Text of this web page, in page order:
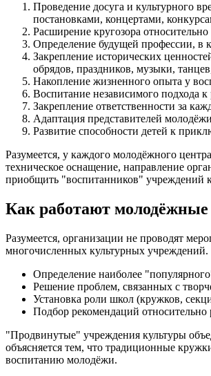
Проведение досуга и культурного
постановками, концертами,
Расширение кругозора
Определение будущей профессии, в
Закрепление исторических
обрядов, праздников, музыки,
Накопление жизненного опыта у
Воспитание независимого подхода
Закрепление ответственности за
Адаптация представителей
Развитие способности детей к
Разумеется, у каждого молодёжного
техническое оснащение, направление
приобщить "воспитанников" учреждений к
Как работают
Разумеется, организации не проводят
многочисленных культурных
Определение наиболее
Решение проблем, связанных с
Установка роли школ (кружков,
Подбор рекомендаций относительно
"Продвинутые" учреждения культуры
объясняется тем, что традиционные
воспитанию молодёжи.